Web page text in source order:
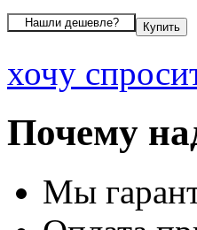
хочу
Почему
Мы